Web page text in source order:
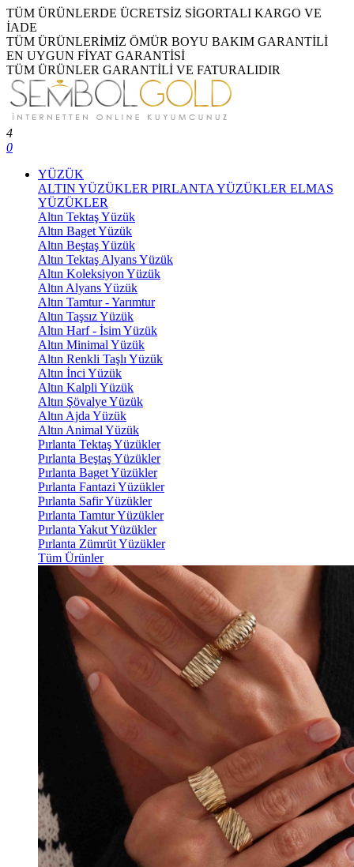
TÜM ÜRÜNLERDE ÜCRETSİZ SİGORTALI KARGO VE
İADE
TÜM ÜRÜNLERİMİZ ÖMÜR BOYU BAKIM GARANTİLİ
EN UYGUN FİYAT GARANTİSİ
TÜM ÜRÜNLER GARANTİLİ VE FATURALIDIR
4
0
YÜZÜK
ALTIN YÜZÜKLER PIRLANTA YÜZÜKLER ELMAS
YÜZÜKLER
Altın Tektaş Yüzük
Altın Baget Yüzük
Altın Beştaş Yüzük
Altın Tektaş Alyans Yüzük
Altın Koleksiyon Yüzük
Altın Alyans Yüzük
Altın Tamtur - Yarımtur
Altın Taşsız Yüzük
Altın Harf - İsim Yüzük
Altın Minimal Yüzük
Altın Renkli Taşlı Yüzük
Altın İnci Yüzük
Altın Kalpli Yüzük
Altın Şövalye Yüzük
Altın Ajda Yüzük
Altın Animal Yüzük
Pırlanta Tektaş Yüzükler
Pırlanta Beştaş Yüzükler
Pırlanta Baget Yüzükler
Pırlanta Fantazi Yüzükler
Pırlanta Safir Yüzükler
Pırlanta Tamtur Yüzükler
Pırlanta Yakut Yüzükler
Pırlanta Zümrüt Yüzükler
Tüm Ürünler